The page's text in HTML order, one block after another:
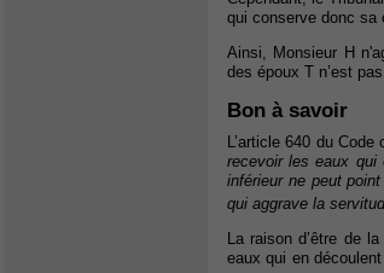
qui conserve donc sa
Ainsi, Monsieur H
des époux T n’est
Bon à savoir
L’article 640 du
recevoir les eaux qui
inférieur ne peut
qui aggrave la
La raison d’être de
eaux qui en